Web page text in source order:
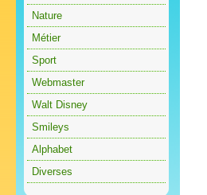
Nature
Métier
Sport
Webmaster
Walt Disney
Smileys
Alphabet
Diverses